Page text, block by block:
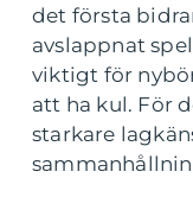
det första
avslappnat
viktigt för
att ha kul. För
starkare